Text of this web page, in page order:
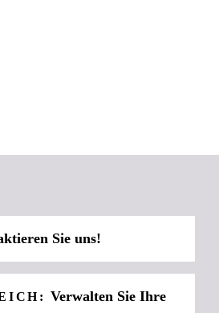
Sie uns!
Verwalten Sie Ihre